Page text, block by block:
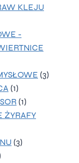
KLEJU
-
33
11
produkt
11
produkt
ŻYRAFY
33